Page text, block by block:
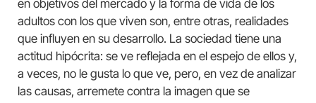
en objetivos del mercado y la forma de vida de los
adultos con los que viven son, entre otras, realidades
que influyen en su desarrollo. La sociedad tiene una
actitud hipócrita: se ve reflejada en el espejo de ellos y,
a veces, no le gusta lo que ve, pero, en vez de analizar
las causas, arremete contra la imagen que se